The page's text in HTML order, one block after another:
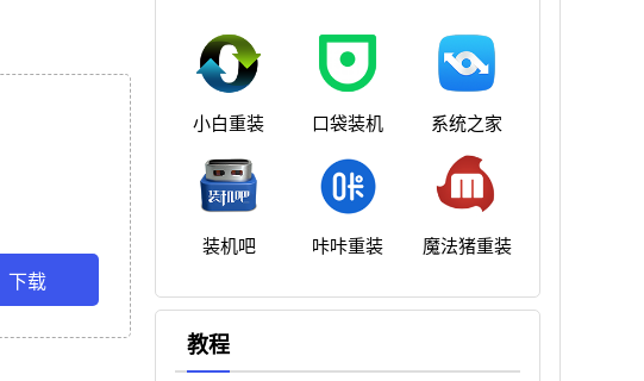
下载
小白重装 口袋装机 系统之家
装机吧 咔咔重装 魔法猪重装
教程